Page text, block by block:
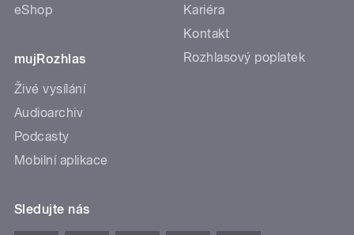
eShop
mujRozhlas
Živé vysílání
Audioarchiv
Podcasty
Mobilní aplikace
Kariéra
Kontakt
Rozhlasový poplatek
Sledujte nás